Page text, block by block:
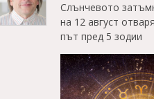
Слънчевото
на 12 август
път пред 5 зодии